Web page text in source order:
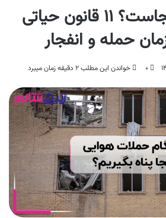
پناهگاه امن کجاست؟ ۱۱ قانون حیاتی
حمله و انفجار
۰ خواندن این مطلب ۲ دقیقه زمان میبرد